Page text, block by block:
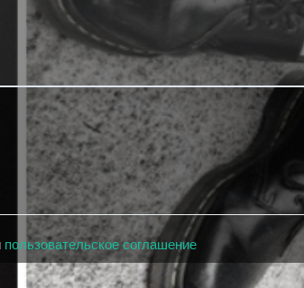
пользовательское соглашение